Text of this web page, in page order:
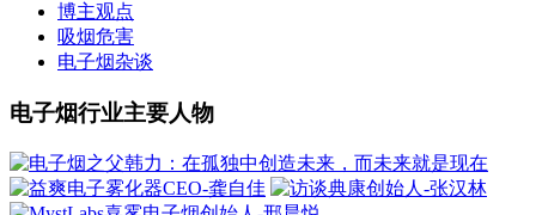
博主观点
吸烟危害
电子烟杂谈
电子烟行业主要人物